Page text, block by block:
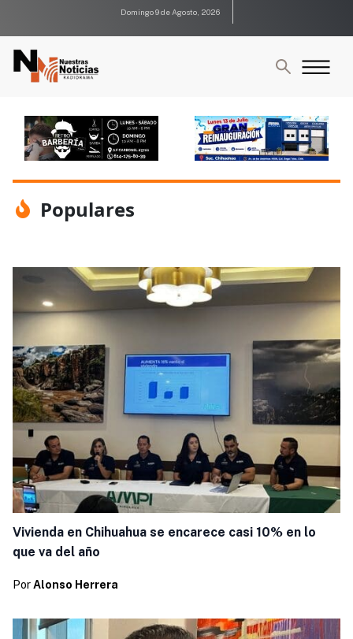
Domingo 9 de Agosto, 2026
 Populares
Vivienda en Chihuahua se encarece casi 10% en lo
que va del año
Por Alonso Herrera